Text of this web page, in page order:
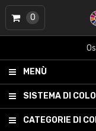
MENÙ
SISTEMA DI
CATEGORIE DI
0